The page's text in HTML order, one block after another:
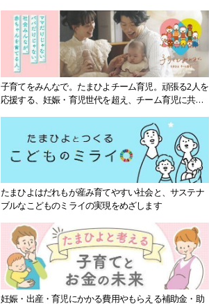
子育てをみんなで。たまひよチーム育児。頑張る2人を
応援する、妊娠・育児世代を超え、チーム育児に共感
たまひよはだれもが産み育てやすい社会と、サステナ
ブルなこどものミライの実現をめざします
妊娠・出産・育児にかかる費用やもらえる補助金・助